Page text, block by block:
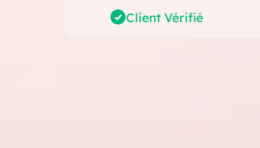
Client Vérifié